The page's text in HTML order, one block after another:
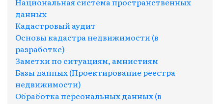
данных
Кадастровый аудит
Основы кадастра недвижимости (в
разработке)
Заметки по ситуациям, амнистиям
Базы данных (Проектирование реестра
недвижимости)
Обработка персональных данных (в